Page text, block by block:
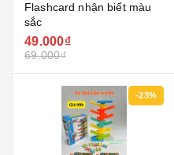
Flashcard nhận biết màu
sắc
49.000₫
69.000₫
-23%